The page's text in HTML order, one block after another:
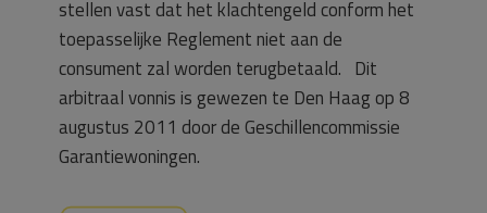
stellen vast dat het klachtengeld conform het
toepasselijke Reglement niet aan de
consument zal worden terugbetaald. Dit
arbitraal vonnis is gewezen te Den Haag op 8
augustus 2011 door de Geschillencommissie
Garantiewoningen.